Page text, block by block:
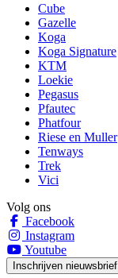
Cube
Gazelle
Koga
Koga Signature
KTM
Loekie
Pegasus
Pfautec
Phatfour
Riese en Muller
Tenways
Trek
Vici
Volg ons
Facebook
Instagram
Youtube
Inschrijven nieuwsbrief